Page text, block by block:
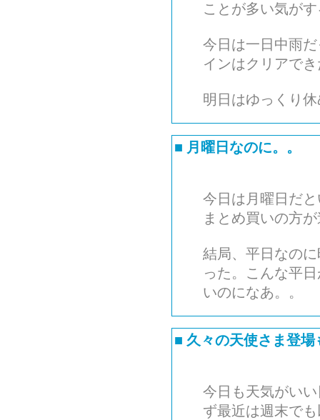
ことが多い気が
今日は一日中雨
インはクリアで
明日はゆっくり
■ 月曜日なのに。。
今日は月曜日だ
まとめ買いの方
結局、平日なの
った。こんな平
いのになあ。。
■ 久々の天使さま登場
今日も天気がい
ず最近は週末で